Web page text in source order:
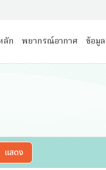
ลัก พยากรณ์อากาศ ข้อมู
แสดง